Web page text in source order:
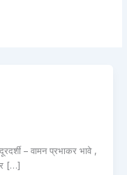
– वामन प्रभाकर भावे ,
[…]